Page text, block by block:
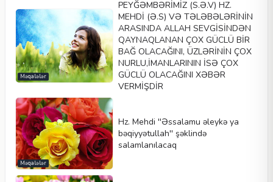
Məqalələr
PEYĞƏMBƏRİMİZ (S.Ə.V) HZ.
MEHDİ (Ə.S) VƏ TƏLƏBƏLƏRİNİN
ARASINDA ALLAH SEVGİSİNDƏN
QAYNAQLANAN ÇOX GÜCLÜ BİR
BAĞ OLACAĞINI, ÜZLƏRİNİN ÇOX
NURLU,İMANLARININ İSƏ ÇOX
GÜCLÜ OLACAĞINI XƏBƏR
VERMİŞDİR
Məqalələr
Hz. Mehdi ''Əssalamu əleykə ya
bəqiyyətullah'' şəklində
salamlanılacaq